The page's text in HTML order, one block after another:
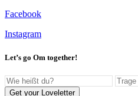
Facebook
Instagram
Let’s go Om together!
Get your Loveletter